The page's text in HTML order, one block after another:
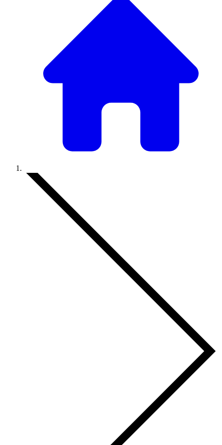
Accueil